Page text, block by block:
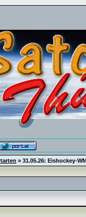
» 31.05.26: Eishockey-